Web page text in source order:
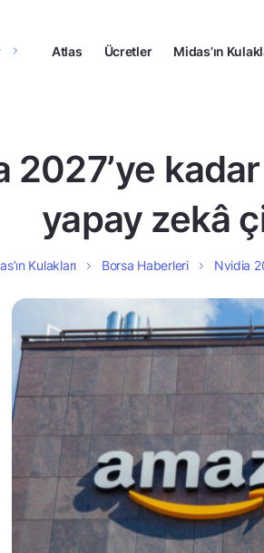
Atlas Ücretler Midas’ın
2027’ye
yapay zekâ
Kulakları Borsa Haberleri Nvidia